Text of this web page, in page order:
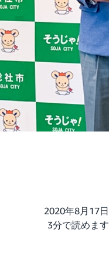
2020年8月17日
3分で読めます